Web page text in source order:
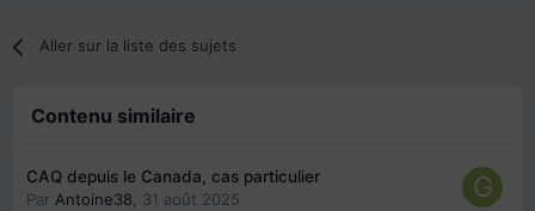
Aller sur la liste des sujets
Contenu similaire
CAQ depuis le Canada, cas particulier
Par Antoine38, 31 août 2025